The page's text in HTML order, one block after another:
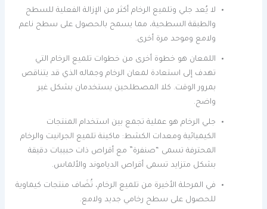
لا يُعد جلي وتلميع الرخام أكثر من الإزالة الفعلية للسطح
والطبقة السطحية، مما يسمح بالحصول على سطح ناعم
ولامع وموحد مرة أخرى.
اللمعان هو خطوة أخرى من خطوات تلميع الرخام التي
تهدف إلى استعادة لمعان الرخام وجماله الذي قد يتناقص
بمرور الوقت. كلا المصطلحين يستخدمان بشكل غير
واضح.
جلي الرخام هو عملية تجمع بين استخدام المنتجات
الكيميائية ومعدات الكشط: ماكينة تلميع الجرانيت والرخام
المحترفة تسمى “صنفرة” مع أقراص ذات حبيبات دقيقة
بشكل متزايد تسمى أقراص الدياموند والألماس.
في المرحلة الأخيرة من تلميع الرخام، تُضَاف منتجات كيماوية
للحصول على سطح رخامي جديد ولامع.